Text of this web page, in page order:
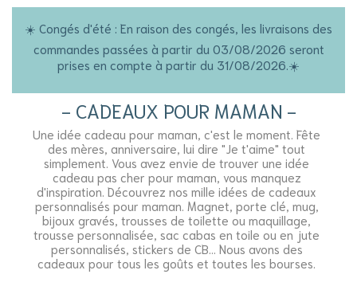
☀️ Congés d'été : En raison des congés, les livraisons des
commandes passées à partir du 03/08/2026 seront
prises en compte à partir du 31/08/2026.☀️
CADEAUX POUR MAMAN
Une idée cadeau pour maman, c'est le moment. Fête
des mères, anniversaire, lui dire "Je t'aime" tout
simplement. Vous avez envie de trouver une idée
cadeau pas cher pour maman, vous manquez
d'inspiration. Découvrez nos mille idées de cadeaux
personnalisés pour maman. Magnet, porte clé, mug,
bijoux gravés, trousses de toilette ou maquillage,
trousse personnalisée, sac cabas en toile ou en jute
personnalisés, stickers de CB... Nous avons des
cadeaux pour tous les goûts et toutes les bourses.